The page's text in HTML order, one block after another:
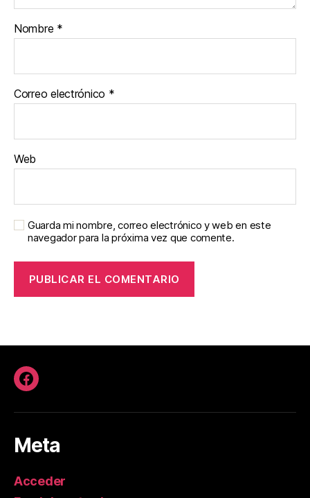
Nombre *
Correo electrónico *
Web
Guarda mi nombre, correo electrónico y web en este
navegador para la próxima vez que comente.
Facebook
Meta
Acceder